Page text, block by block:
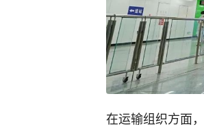
在运输组织方面